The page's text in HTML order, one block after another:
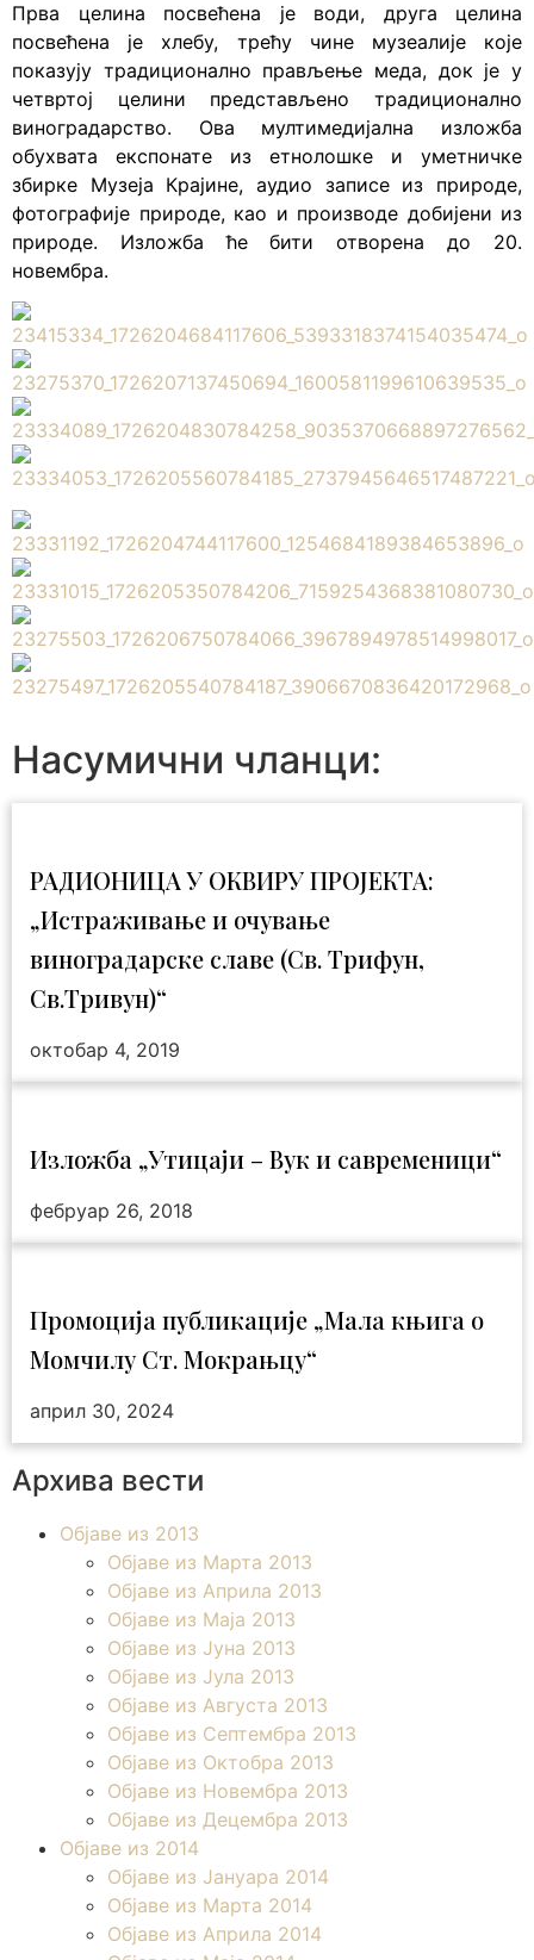
Прва целина посвећена је води, друга целина
посвећена је хлебу, трећу чине музеалије које
показују традиционално прављење меда, док је у
четвртој целини представљено традиционално
виноградарство. Ова мултимедијална изложба
обухвата експонате из етнолошке и уметничке
збирке Музеја Крајине, аудио записе из природе,
фотографије природе, као и производе добијени из
природе. Изложба ће бити отворена до 20.
новембра.
Насумични чланци:
РАДИОНИЦА У ОКВИРУ ПРОЈЕКТА:
„Истраживање и очување
виноградарске славе (Св. Трифун,
Св.Тривун)“
октобар 4, 2019
Изложба „Утицаји – Вук и савременици“
фебруар 26, 2018
Промоција публикације „Мала књига о
Момчилу Ст. Мокрањцу“
април 30, 2024
Архива вести
Објаве из 2013
Објаве из Марта 2013
Објаве из Априла 2013
Објаве из Маја 2013
Објаве из Јунa 2013
Објаве из Јула 2013
Објаве из Августа 2013
Објаве из Септембра 2013
Објаве из Октобра 2013
Објаве из Новембра 2013
Објаве из Децембра 2013
Објаве из 2014
Објаве из Јануара 2014
Објаве из Марта 2014
Објаве из Априла 2014